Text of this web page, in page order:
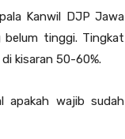
Kanwil DJP Jawa
belum tinggi. Tingkat
kisaran 50-60%.
apakah wajib sudah